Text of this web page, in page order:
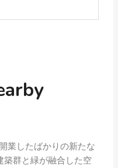
業したばかりの新たな
築群と緑が融合した空